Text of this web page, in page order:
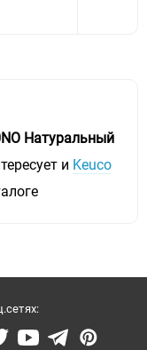
Натуральный
и Keuco